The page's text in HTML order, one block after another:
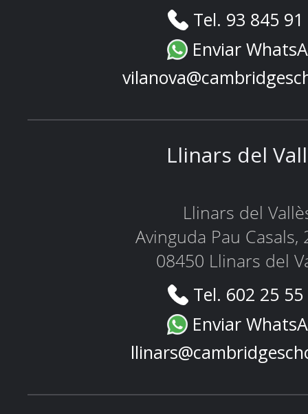
Tel. 93 845
Enviar
Llinars del
Llinars del
Avinguda Pau Casals,
08450 Llinars del
Tel. 602 25
Enviar